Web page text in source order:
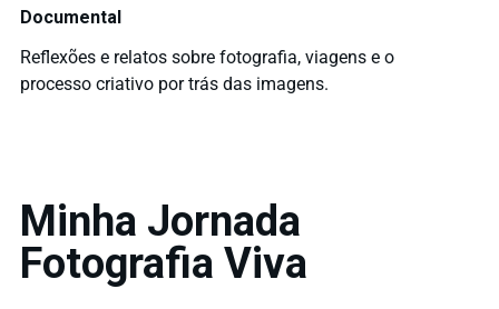
Documental
Reflexões e relatos sobre fotografia, viagens e o
processo criativo por trás das imagens.
Minha Jornada
Fotografia Viva